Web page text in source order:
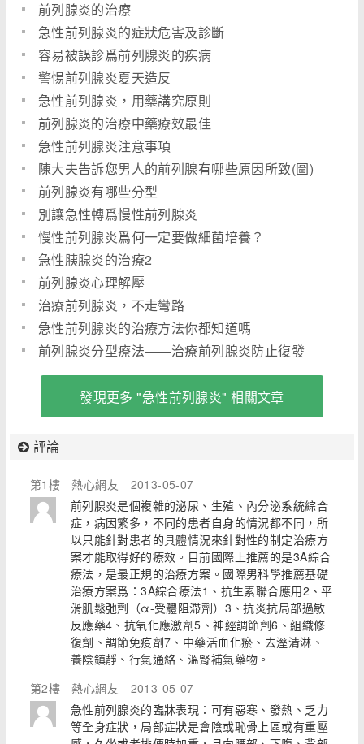
前列腺炎的治療
急性前列腺炎的症狀危害及診斷
容易被誤診爲前列腺炎的疾病
警惕前列腺炎夏天造反
急性前列腺炎，用藥講究原則
前列腺炎的治療中藥療效最佳
急性前列腺炎注意事項
陳大夫告訴您男人的前列腺有哪些原因所致(圖)
前列腺炎有哪些分型
別讓急性轉爲慢性前列腺炎
慢性前列腺炎爲何一定要做細菌培養？
急性胰腺炎的治療2
前列腺炎心理解壓
治療前列腺炎，不走彎路
急性前列腺炎的治療方法你都知道嗎
前列腺炎分型療法――治療前列腺炎防止復發
發現更多 "急性前列腺炎" 相關文章
評論
第1樓 熱心網友
2013-05-07
前列腺炎是個複雜的泌尿、生殖、內分泌系統綜合
症，病因繁多，不同的患者自身的情況都不同，所
以只能針對患者的具體情況來針對性的制定治療方
案才能取得好的療效。目前國際上推薦的是3A綜合
療法，是最正規的治療方案。國際男科學推薦基礎
治療方案爲：3A綜合療法1、抗生素聯合應用2、平
滑肌鬆弛劑（α-受體阻滯劑）3、抗炎抗局部過敏
反應藥4、抗氧化應激劑5、神經調節劑6、組織修
復劑、調節免疫劑7、中藥活血化瘀、去溼清淋、
養陰鎮靜、行氣通絡、溫腎補氣藥物。
第2樓
熱心網友
2013-05-07
急性前列腺炎的臨牀表現：可有惡寒、發熱、乏力
等全身症狀，局部症狀是會陰或恥骨上區或有重壓